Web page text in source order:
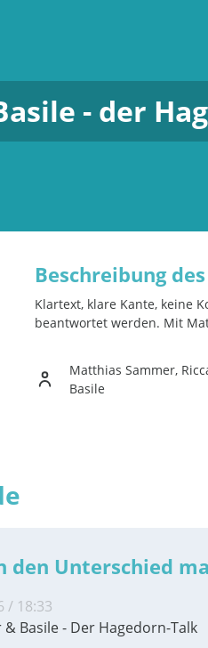
- der
Beschreibung
Klartext, klare Kante, keine
beantwortet werden. Mit
Matthias Sammer,
Basile
den Unterschied
/ 18:33
Basile - Der Hagedorn-Talk